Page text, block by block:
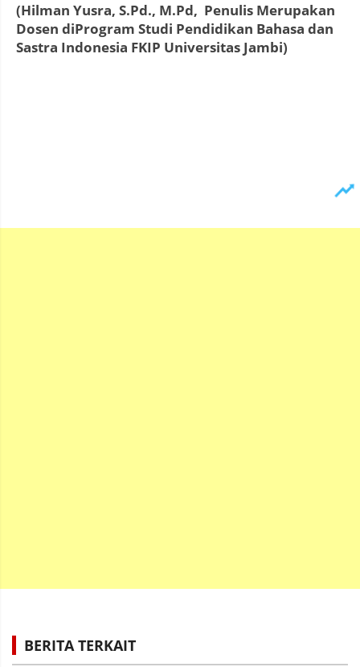
(Hilman Yusra, S.Pd., M.Pd, Penulis Merupakan
Dosen diProgram Studi Pendidikan Bahasa dan
Sastra Indonesia FKIP Universitas Jambi)
BERITA TERKAIT